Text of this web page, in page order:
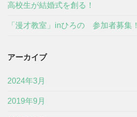
高校生が結婚式を創る！
「漫才教室」inひろの 参加者募集！
アーカイブ
2024年3月
2019年9月